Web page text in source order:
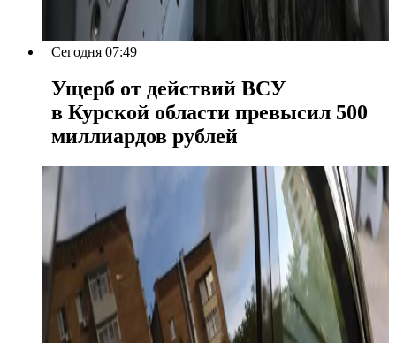
Сегодня 07:49
Ущерб от действий ВСУ
в Курской области превысил 500
миллиардов рублей